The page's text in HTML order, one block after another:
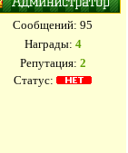
Сообщений: 95
Награды: 4
Репутация: 2
Статус: